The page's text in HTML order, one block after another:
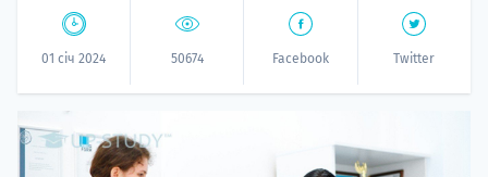
01 січ 2024 50674 Facebook Twitter